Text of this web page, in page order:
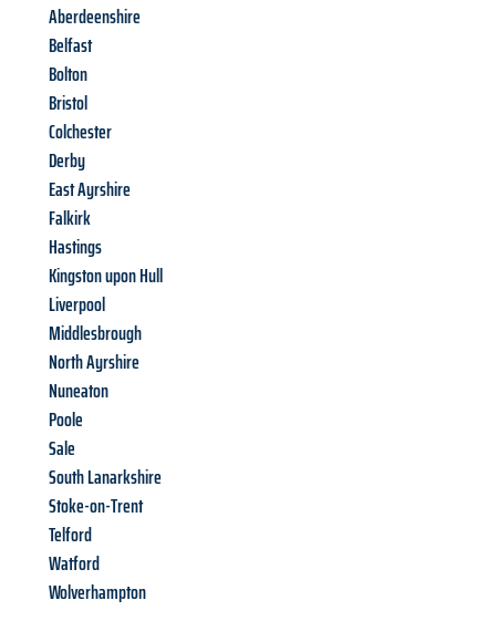
Aberdeenshire
Belfast
Bolton
Bristol
Colchester
Derby
East Ayrshire
Falkirk
Hastings
Kingston upon Hull
Liverpool
Middlesbrough
North Ayrshire
Nuneaton
Poole
Sale
South Lanarkshire
Stoke-on-Trent
Telford
Watford
Wolverhampton